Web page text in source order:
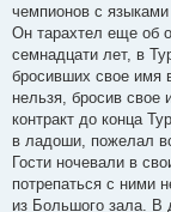
чемпионов с
Он тарахтел еще об
семнадцати лет, в
бросивших свое имя
нельзя, бросив свое
контракт до конца
в ладоши, пожелал
Гости ночевали в
потрепаться с ними
из Большого зала. В